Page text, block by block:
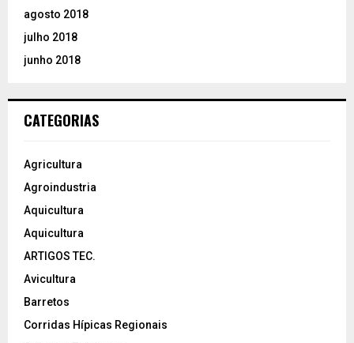
agosto 2018
julho 2018
junho 2018
CATEGORIAS
Agricultura
Agroindustria
Aquicultura
Aquicultura
ARTIGOS TEC.
Avicultura
Barretos
Corridas Hípicas Regionais